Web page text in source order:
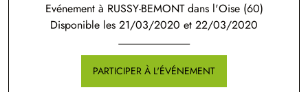
Evénement à RUSSY-BEMONT dans l'Oise (60)
Disponible les 21/03/2020 et 22/03/2020
PARTICIPER À L'ÉVÉNEMENT